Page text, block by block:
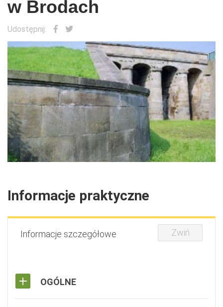
w Brodach
Udostępnij:
Informacje praktyczne
Informacje szczegółowe Zwiń
OGÓLNE